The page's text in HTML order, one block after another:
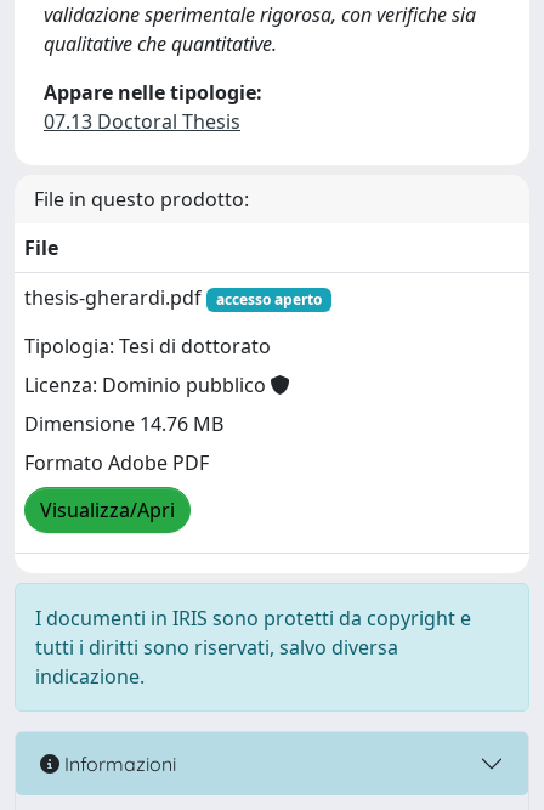
validazione sperimentale rigorosa, con verifiche sia
qualitative che quantitative.
Appare nelle tipologie:
07.13 Doctoral Thesis
File in questo prodotto:
File
thesis-gherardi.pdf
accesso aperto
Tipologia: Tesi di dottorato
Licenza: Dominio pubblico
Dimensione 14.76 MB
Formato Adobe PDF
Visualizza/Apri
I documenti in IRIS sono protetti da copyright e
tutti i diritti sono riservati, salvo diversa
indicazione.
Informazioni